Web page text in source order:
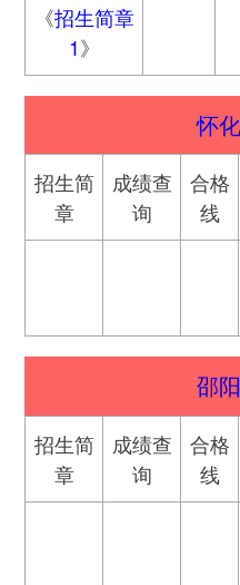
《招生简章
1》
怀
招生简
章
成绩查
询
合格
线
邵
招生简
章
成绩查
询
合格
线